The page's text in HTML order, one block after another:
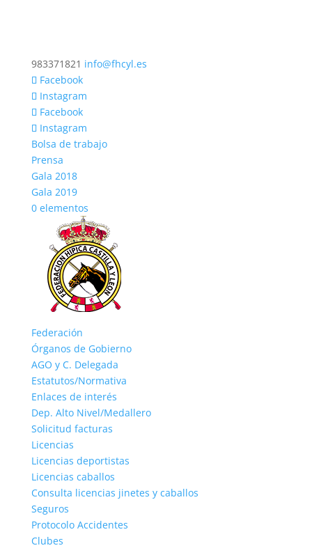
983371821 info@fhcyl.es
Facebook
Instagram
Facebook
Instagram
Bolsa de trabajo
Prensa
Gala 2018
Gala 2019
0 elementos
Federación
Órganos de Gobierno
AGO y C. Delegada
Estatutos/Normativa
Enlaces de interés
Dep. Alto Nivel/Medallero
Solicitud facturas
Licencias
Licencias deportistas
Licencias caballos
Consulta licencias jinetes y caballos
Seguros
Protocolo Accidentes
Clubes